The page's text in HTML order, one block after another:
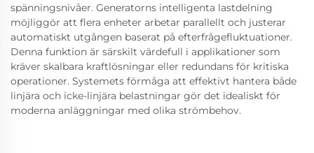
spänningsnivåer. Generatorns intelligenta lastdelning
möjliggör att flera enheter arbetar parallellt och justerar
automatiskt utgången baserat på efterfrågefluktuationer.
Denna funktion är särskilt värdefull i applikationer som
kräver skalbara kraftlösningar eller redundans för kritiska
operationer. Systemets förmåga att effektivt hantera både
linjära och icke-linjära belastningar gör det idealiskt för
moderna anläggningar med olika strömbehov.